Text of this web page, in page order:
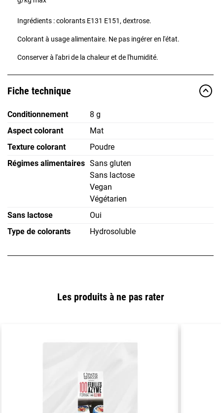
Ingrédients : colorants E131 E151, dextrose.
Colorant à usage alimentaire. Ne pas ingérer en l'état.
Conserver à l'abri de la chaleur et de l'humidité.
Fiche technique
Conditionnement
8 g
Aspect colorant
Mat
Texture colorant
Poudre
Régimes alimentaires Sans gluten
Sans lactose
Vegan
Végétarien
Sans lactose
Oui
Type de colorants
Hydrosoluble
Les produits à ne pas rater